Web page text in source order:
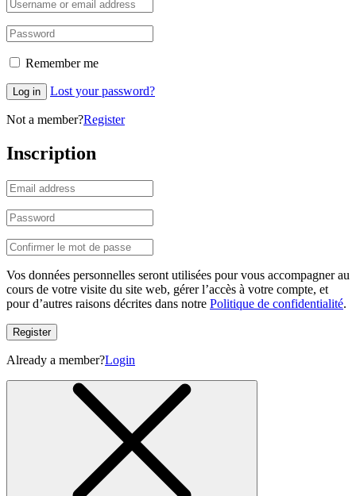
Remember me
Log in Lost your password?
Not a member?Register
Inscription
Vos données personnelles seront utilisées pour vous accompagner au
cours de votre visite du site web, gérer l’accès à votre compte, et
pour d’autres raisons décrites dans notre Politique de confidentialité.
Register
Already a member?Login